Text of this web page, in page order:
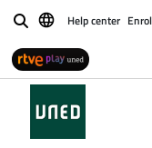
BuscarHelp center